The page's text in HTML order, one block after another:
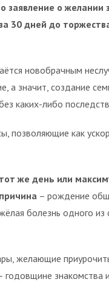
заявление о
30 дней до
новобрачным
а значит, создание
каких-либо
позволяющие как
же день или
– рождение
болезнь одного из
желающие
знакомства